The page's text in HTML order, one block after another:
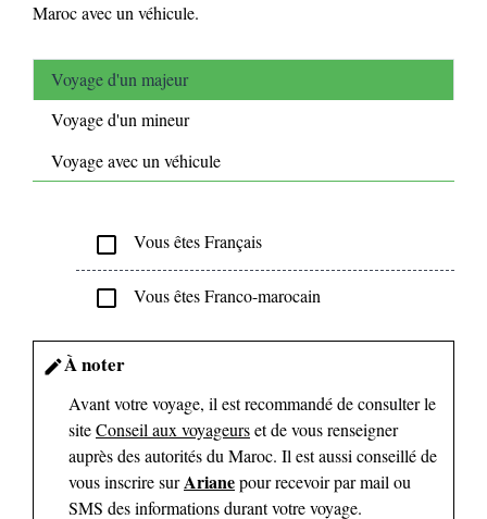
Maroc avec un véhicule.
Voyage d'un majeur
Voyage d'un mineur
Voyage avec un véhicule
check_box_outline_blank Vous êtes Français
check_box_outline_blank Vous êtes Franco-marocain
editÀ noter
Avant votre voyage, il est recommandé de consulter le
siteConseil aux voyageurset de vous renseigner
auprès des autorités du Maroc. Il est aussi conseillé de
vous inscrire surArianepour recevoir par mail ou
SMS des informations durant votre voyage.